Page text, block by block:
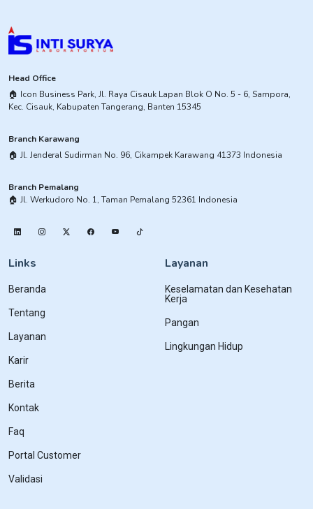
Head Office
​🏠︎ Icon Business Park, Jl. Raya Cisauk Lapan Blok O No. 5 - 6, Sampora,
Kec. Cisauk, Kabupaten Tangerang, Banten 15345​
Branch Karawang
🏠︎ ​Jl. Jenderal Sudirman No. 96, Cikampek Karawang 41373 Indonesia
Branch Pemalang
​🏠︎ Jl. Werkudoro No. 1, Taman Pemalang 52361 Indonesia
Links
Beranda
Tentang
Layanan
Karir
Berita
Kontak
Faq
Portal Customer
Validasi
Layanan
Keselamatan dan Kesehatan
Kerja
Pangan
Lingkungan Hidup